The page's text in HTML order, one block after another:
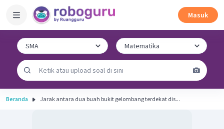
Masuk
Beranda Jarak antara dua buah bukit gelombang terdekat dis...